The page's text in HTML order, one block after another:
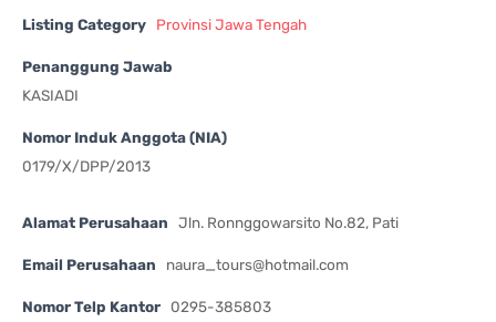
Listing Category Provinsi Jawa Tengah
Penanggung Jawab
KASIADI
Nomor Induk Anggota (NIA)
0179/X/DPP/2013
Alamat Perusahaan Jln. Ronnggowarsito No.82, Pati
Email Perusahaan naura_tours@hotmail.com
Nomor Telp Kantor 0295-385803